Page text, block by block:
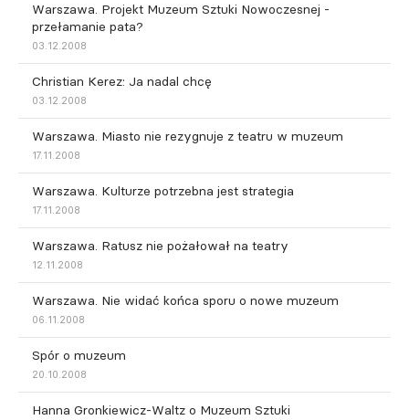
Warszawa. Projekt Muzeum Sztuki Nowoczesnej -
przełamanie pata?
03.12.2008
Christian Kerez: Ja nadal chcę
03.12.2008
Warszawa. Miasto nie rezygnuje z teatru w muzeum
17.11.2008
Warszawa. Kulturze potrzebna jest strategia
17.11.2008
Warszawa. Ratusz nie pożałował na teatry
12.11.2008
Warszawa. Nie widać końca sporu o nowe muzeum
06.11.2008
Spór o muzeum
20.10.2008
Hanna Gronkiewicz-Waltz o Muzeum Sztuki